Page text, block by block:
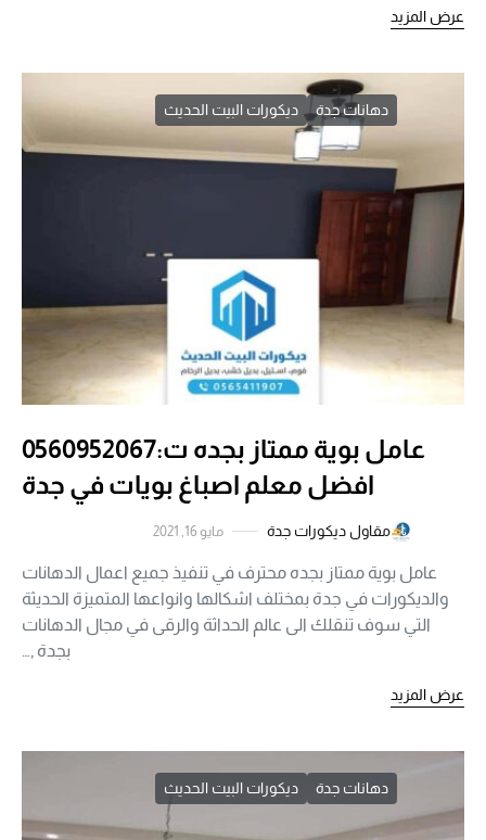
عرض المزيد
دهانات جدة ديكورات البيت الحديث
عامل بوية ممتاز بجده ت:0560952067
افضل معلم اصباغ بويات في جدة
مقاول ديكورات جدة مايو 16, 2021
عامل بوية ممتاز بجده محترف في تنفيذ جميع اعمال الدهانات
والديكورات في جدة بمختلف اشكالها وانواعها المتميزة الحديثة
التي سوف تنقلك الى عالم الحداثة والرقى في مجال الدهانات
بجدة ,…
عرض المزيد
دهانات جدة ديكورات البيت الحديث